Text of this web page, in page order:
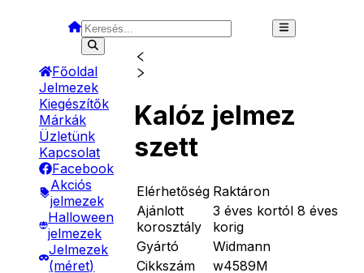
Főoldal
Jelmezek
Kiegészítők
Márkák
Üzletünk
Kapcsolat
Facebook
Akciós
jelmezek
Halloween
jelmezek
Jelmezek
(méret)
Kalóz jelmez
szett
Elérhetőség Raktáron
Ajánlott
korosztály
3 éves kortól 8 éves
korig
Gyártó
Widmann
Cikkszám
w4589M